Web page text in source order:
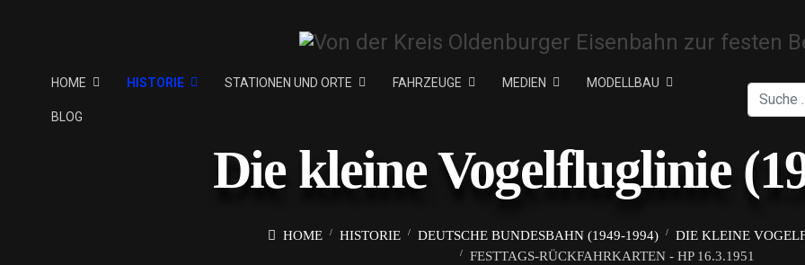
HOME HISTORIE STATIONEN UND ORTE FAHRZEUGE MEDIEN MODELLBAU
BLOG
Suchen
Die kleine Vogelfluglinie
HOME HISTORIE DEUTSCHE BUNDESBAHN (1949-1994)
DIE KLEINE
FESTTAGS-RÜCKFAHRKARTEN - HP 16.3.1951